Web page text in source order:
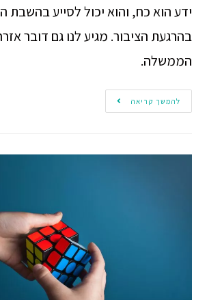
ידע הוא כח, והוא יכול לסייע בהשבת
בהרגעת הציבור. מגיע לנו גם דובר
הממשלה.
להמשך קריאה